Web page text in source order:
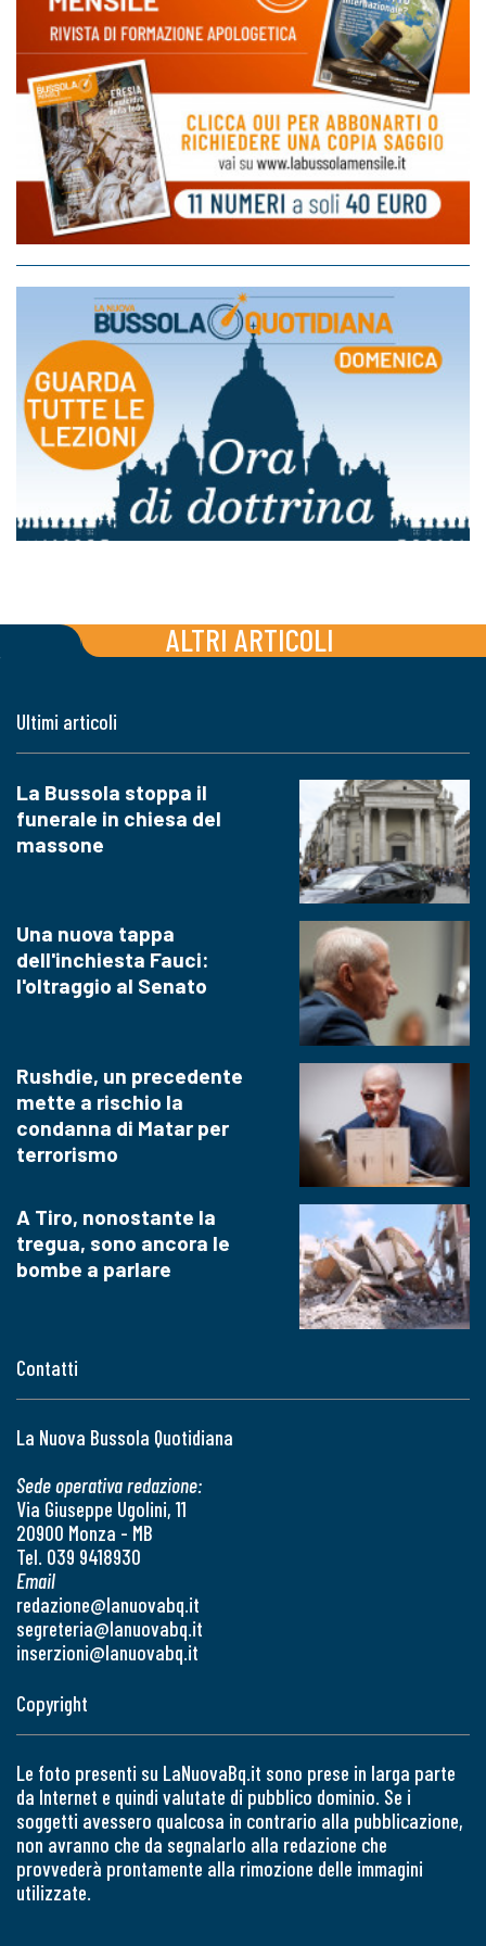
ALTRI ARTICOLI
Contatti
La Nuova Bussola Quotidiana
Sede operativa redazione:
Via Giuseppe Ugolini, 11
20900 Monza - MB
Tel. 039 9418930
Email
redazione@lanuovabq.it
segreteria@lanuovabq.it
inserzioni@lanuovabq.it
Ultimi articoli
La Bussola stoppa il
funerale in chiesa del
massone
Una nuova tappa
dell'inchiesta Fauci:
l'oltraggio al Senato
Rushdie, un precedente
mette a rischio la
condanna di Matar per
terrorismo
A Tiro, nonostante la
tregua, sono ancora le
bombe a parlare
Copyright
Le foto presenti su LaNuovaBq.it sono prese in larga parte
da Internet e quindi valutate di pubblico dominio. Se i
soggetti avessero qualcosa in contrario alla pubblicazione,
non avranno che da segnalarlo alla redazione che
provvederà prontamente alla rimozione delle immagini
utilizzate.